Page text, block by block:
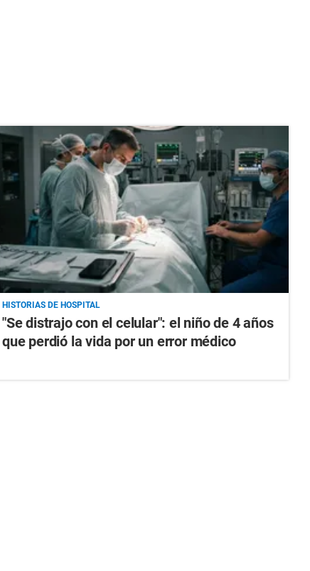
HISTORIAS DE HOSPITAL
"Se distrajo con el celular": el niño de 4 años
que perdió la vida por un error médico